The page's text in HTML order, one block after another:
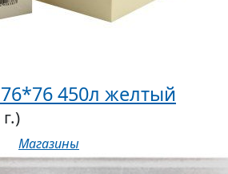
450л желтый
Магазины